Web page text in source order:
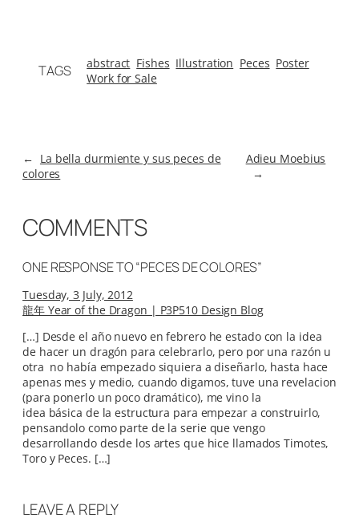
TAGS abstract Fishes Illustration Peces Poster
Work for Sale
← La bella durmiente y sus peces de
colores
Adieu Moebius
→
COMMENTS
ONE RESPONSE TO “PECES DE COLORES”
Tuesday, 3 July, 2012
龍年 Year of the Dragon | P3P510 Design Blog
[…] Desde el año nuevo en febrero he estado con la idea
de hacer un dragón para celebrarlo, pero por una razón u
otra no había empezado siquiera a diseñarlo, hasta hace
apenas mes y medio, cuando digamos, tuve una revelacion
(para ponerlo un poco dramático), me vino la
idea básica de la estructura para empezar a construirlo,
pensandolo como parte de la serie que vengo
desarrollando desde los artes que hice llamados Timotes,
Toro y Peces. […]
LEAVE A REPLY